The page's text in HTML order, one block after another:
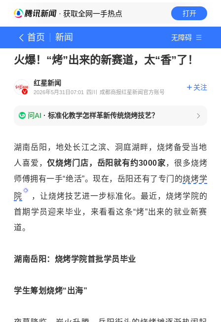
· 获取全网一手热点 打开
首页 新闻 无障碍
火爆！“烤”出来的新赛道，太“香”了！
红星新闻
2026年5月31日07:01 四川 成都商报红星新闻官方账号
关注
问AI · 标准化教学怎样革新传统烧烤技艺？
湖南岳阳，地处长江之滨、洞庭湖畔，烧烤备受当地
人喜爱，仅烧烤门店，岳阳就有约3000家，很多烧烤
师傅拥有一手“绝活”。现在，岳阳还有了专门的烧烤学
院
，让烧烤技艺进一步标准化。最近，烧烤学院的
首期学员迎来毕业，来看看这条“烤”出来的就业新赛
道。
湖南岳阳：烧烤学院首批学员毕业
学生筹划烧烤“出海”